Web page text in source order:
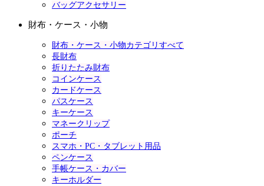
バッグアクセサリー
財布・ケース・小物
財布・ケース・小物カテゴリすべて
長財布
折りたたみ財布
コインケース
カードケース
パスケース
キーケース
マネークリップ
ポーチ
スマホ・PC・タブレット用品
ペンケース
手帳ケース・カバー
キーホルダー